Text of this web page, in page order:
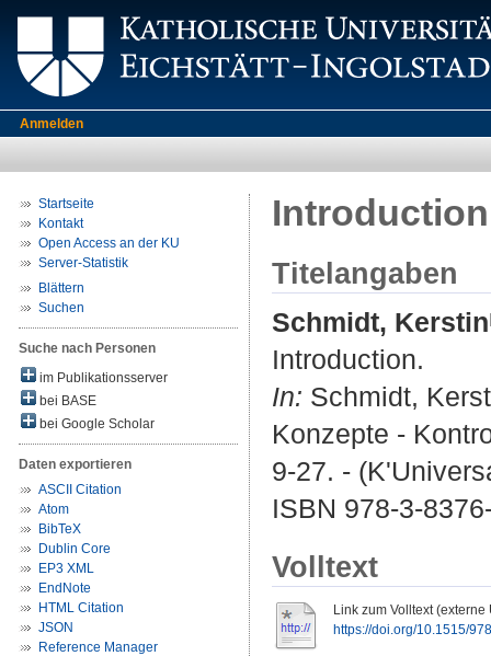
Anmelden
Startseite
Kontakt
Open Access an der KU
Server-Statistik
Blättern
Suchen
Suche nach Personen
im Publikationsserver
bei BASE
bei Google Scholar
Daten exportieren
ASCII Citation
Atom
BibTeX
Dublin Core
EP3 XML
EndNote
HTML Citation
JSON
Reference Manager
Introduction
Titelangaben
Schmidt, Kerstin
Introduction.
In: Schmidt,
Konzepte -
9-27. -
ISBN 978-3-
Volltext
Link zum Volltext (externe
https://doi.org/10.1515/